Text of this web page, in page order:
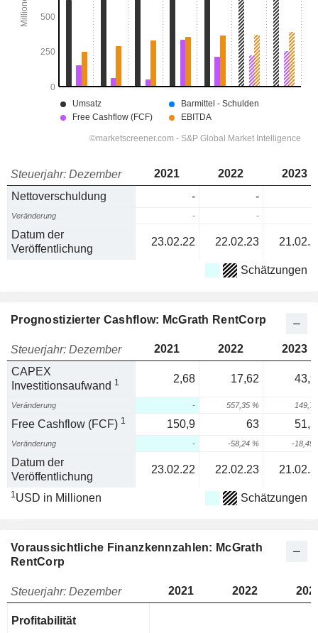
Steuerjahr: Dezember 2021 2022
2023
Nettoverschuldung
- -
Veränderung - -
Datum der
Veröffentlichung
23.02.22 22.02.23
Schätzungen
Prognostizierter Cashflow: McGrath RentCorp
Steuerjahr: Dezember 2021 2022
2023
CAPEX
Investitionsaufwand 1 2,68 17,62
Veränderung - 557,35 % 149,7
Free Cashflow (FCF) 1 150,9 63
Veränderung - -58,24 % -18,49
Datum der
Veröffentlichung
23.02.22 22.02.23
1USD in Millionen Schätzungen
Voraussichtliche Finanzkennzahlen: McGrath
RentCorp
Steuerjahr: Dezember 2021 2022
Profitabilität